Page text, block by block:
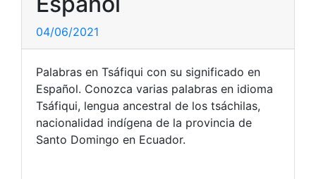
04/06/2021
Palabras en Tsáfiqui con su significado en
Español. Conozca varias palabras en idioma
Tsáfiqui, lengua ancestral de los tsáchilas,
nacionalidad indígena de la provincia de
Santo Domingo en Ecuador.